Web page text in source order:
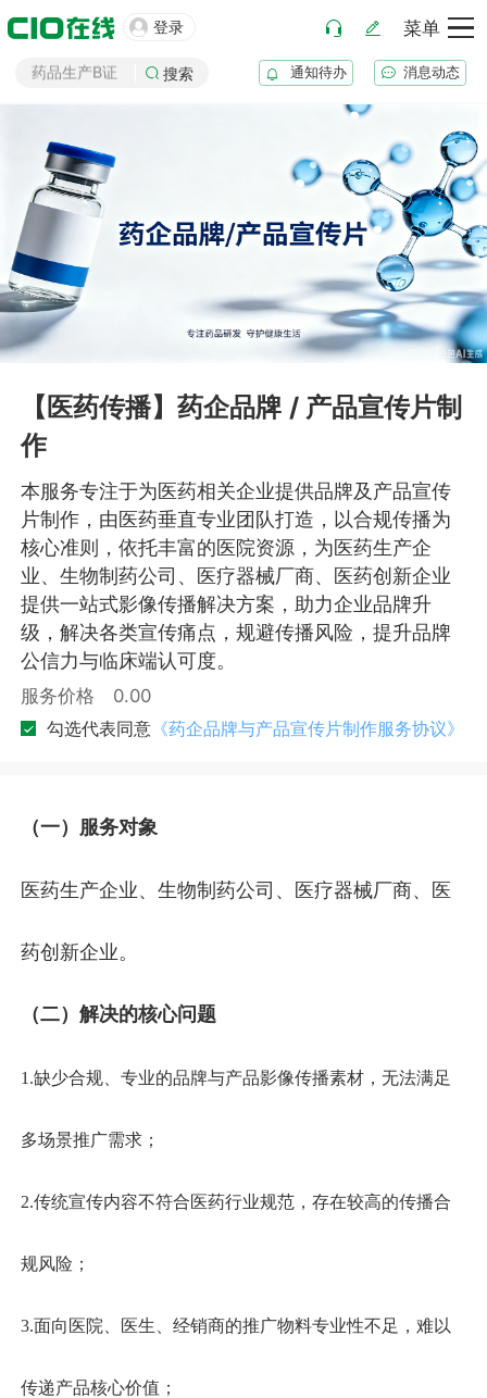
 登录 菜单
GSP审计
药品生产B证
化妆品注册
医疗器械注册
药品注册
药品上市后变更
搜索 通知待办 消息动态
【医药传播】药企品牌 / 产品宣传片制
作
本服务专注于为医药相关企业提供品牌及产品宣传
片制作，由医药垂直专业团队打造，以合规传播为
核心准则，依托丰富的医院资源，为医药生产企
业、生物制药公司、医疗器械厂商、医药创新企业
提供一站式影像传播解决方案，助力企业品牌升
级，解决各类宣传痛点，规避传播风险，提升品牌
公信力与临床端认可度。
服务价格 0.00
勾选代表同意《药企品牌与产品宣传片制作服务协议》
（一）服务对象
医药生产企业、生物制药公司、医疗器械厂商、医
药创新企业。
（二）解决的核心问题
1.缺少合规、专业的品牌与产品影像传播素材，无法满足
多场景推广需求；
2.传统宣传内容不符合医药行业规范，存在较高的传播合
规风险；
3.面向医院、医生、经销商的推广物料专业性不足，难以
传递产品核心价值；